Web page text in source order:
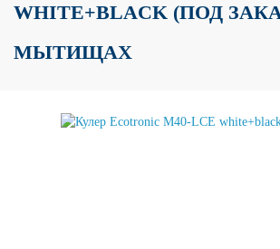
WHITE+BLACK (ПОД
МЫТИЩАХ